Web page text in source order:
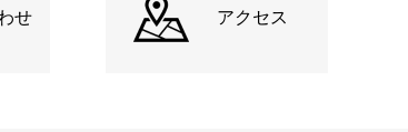
せ アクセス